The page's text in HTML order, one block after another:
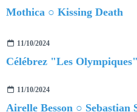
Mothica ○ Kissing Death
11/10/2024
Célébrez "Les
11/10/2024
Airelle Besson ○